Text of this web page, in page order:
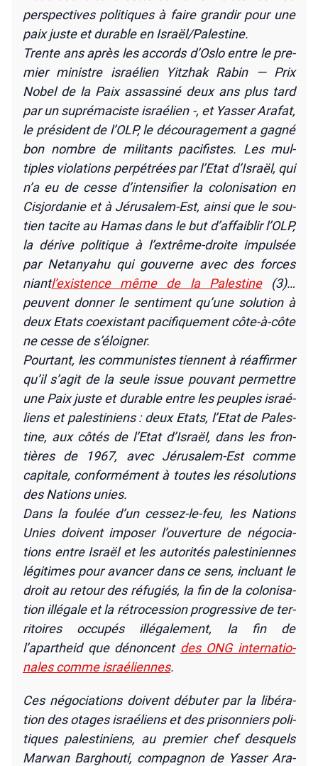
pers­pec­tives poli­tiques à faire gran­dir pour une
paix juste et durable en Israël/Palestine.
Trente ans après les accords d’Oslo entre le pre­
mier ministre israé­lien Yitz­hak Rabin — Prix
Nobel de la Paix assas­si­né deux ans plus tard
par un supré­ma­ciste israé­lien -, et Yas­ser Ara­fat,
le pré­sident de l’OLP, le décou­ra­ge­ment a gagné
bon nombre de mili­tants paci­fistes. Les mul­
tiples vio­la­tions per­pé­trées par l’Etat d’Israël, qui
n’a eu de cesse d’intensifier la colo­ni­sa­tion en
Cis­jor­da­nie et à Jéru­sa­lem-Est, ain­si que le sou­
tien tacite au Hamas dans le but d’affaiblir l’OLP,
la dérive poli­tique à l’extrême-droite impul­sée
par Neta­nya­hu qui gou­verne avec des forces
niantl’existence même de la Pales­tine(3)…
peuvent don­ner le sen­ti­ment qu’une solu­tion à
deux Etats coexis­tant paci­fi­que­ment côte-à-côte
ne cesse de s’éloigner.
Pour­tant, les com­mu­nistes tiennent à réaf­fir­mer
qu’il s’agit de la seule issue pou­vant per­mettre
une Paix juste et durable entre les peuples israé­
liens et pales­ti­niens : deux Etats, l’E­tat de Pales­
tine, aux côtés de l’Etat d’Israël, dans les fron­
tières de 1967, avec Jéru­sa­lem-Est comme
capi­tale, confor­mé­ment à toutes les réso­lu­tions
des Nations unies.
Dans la fou­lée d’un ces­sez-le-feu, les Nations
Unies doivent impo­ser l’ouverture de négo­cia­
tions entre Israël et les auto­ri­tés pales­ti­niennes
légi­times pour avan­cer dans ce sens, incluant le
droit au retour des réfu­giés, la fin de la colo­ni­sa­
tion illé­gale et la rétro­ces­sion pro­gres­sive de ter­
ri­toires occu­pés illé­ga­le­ment, la fin de
l’apartheid que dénoncent des ONG inter­na­tio­
nales comme israé­liennes.
Ces négo­cia­tions doivent débu­ter par la libé­ra­
tion des otages israé­liens et des pri­son­niers poli­
tiques pales­ti­niens, au pre­mier chef des­quels
Mar­wan Bar­ghou­ti, com­pa­gnon de Yas­ser Ara­